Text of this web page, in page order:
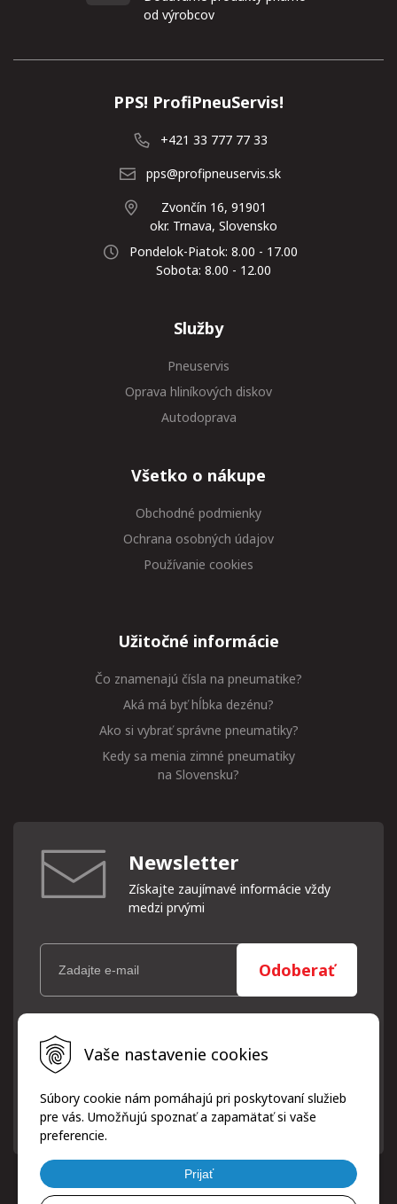
Vaše nastavenie cookies
Súbory cookie nám pomáhajú pri poskytovaní služieb
pre vás. Umožňujú spoznať a zapamätať si vaše
preferencie.
Prijať
od výrobcov
PPS! ProfiPneuServis!
+421 33 777 77 33
pps@profipneuservis.sk
Zvončín 16, 91901
okr. Trnava, Slovensko
Pondelok-Piatok: 8.00 - 17.00
Sobota: 8.00 - 12.00
Služby
Pneuservis
Oprava hliníkových diskov
Autodoprava
Všetko o nákupe
Obchodné podmienky
Ochrana osobných údajov
Používanie cookies
Užitočné informácie
Čo znamenajú čísla na pneumatike?
Aká má byť hĺbka dezénu?
Ako si vybrať správne pneumatiky?
Kedy sa menia zimné pneumatiky
na Slovensku?
Newsletter
Získajte zaujímavé informácie vždy
medzi prvými
Odoberať
Vaše osobné údaje (email) budeme spracovávať len za týmto
účelom v súlade s platnou legislatívou a zásadami ochrany
osobných údajov. Súhlas potvrdíte kliknutím na odkaz, ktorý
písomne, emailom alebo kliknutím na odkaz z ktoréhokoľvek
informačného emailu.